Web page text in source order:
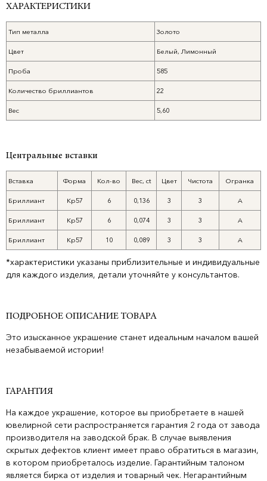
ХАРАКТЕРИСТИКИ
Тип металла Золото
Цвет Белый, Лимонный
Проба 585
Количество бриллиантов 22
Вес 5,60
Центральные вставки
Вставка Форма Кол-во Вес, ct Цвет Чистота Огранка
Бриллиант Кр57 6 0,136 3 3 A
Бриллиант Кр57 6 0,074 3 3 A
Бриллиант Кр57 10 0,089 3 3 A
*характеристики указаны приблизительные и индивидуальные
для каждого изделия, детали уточняйте у консультантов.
ПОДРОБНОЕ ОПИСАНИЕ ТОВАРА
Это изысканное украшение станет идеальным началом вашей
незабываемой истории!
ГАРАНТИЯ
На каждое украшение, которое вы приобретаете в нашей
ювелирной сети распространяется гарантия 2 года от завода
производителя на заводской брак. В случае выявления
скрытых дефектов клиент имеет право обратиться в магазин,
в котором приобреталось изделие. Гарантийным талоном
является бирка от изделия и товарный чек. Негарантийным